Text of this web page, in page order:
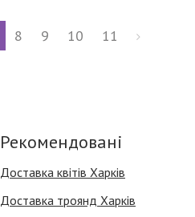
8 9 10 11
Рекомендовані
Доставка квітів Харків
Доставка троянд Харків